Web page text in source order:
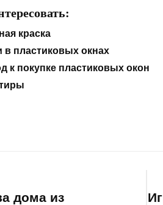
краска
в пластиковых окнах
к покупке пластиковых окон
дома из